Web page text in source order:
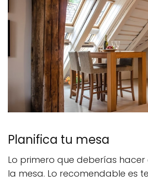
Planifica tu mesa
Lo primero que deberías
la mesa. Lo recomendable es